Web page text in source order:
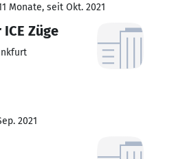
Monate, seit Okt. 2021
Züge
2021